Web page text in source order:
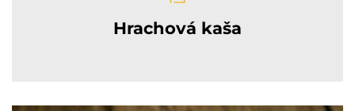
Hrachová kaša